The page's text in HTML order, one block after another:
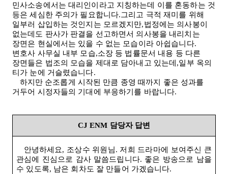
민사소송에서는 대리인이라고 지칭하는데 이를 혼동하는 것
등은 세심한 주의가 필요합니다.그리고 극적 재미를 위해
일부러 삽입하는 것인지는 모르겠지만,법정에는 의사봉이
없는데도 판사가 판결을 선고하면서 의사봉을 내리치는
장면은 현실에서는 있을 수 없는 모습이라 아쉽습니다.
변호사 사무실 내부 모습,소장 등 법률문서 내용 등 다른
장면들은 법조의 모습을 제대로 담아내고 있는데,일부 옥의
티가 눈에 거슬렸습니다.
하지만 순조롭게 시작된 만큼 종영 때까지 좋은 성과를
거두어 시정자들의 기대에 부응하기를 바랍니다.
CJ ENM 담당자 답변
안녕하세요, 조상수 위원님. 저희 드라마에 보여주신 큰
관심에 진심으로 감사 말씀드립니다. 좋은 방송으로 남을
수 있도록, 남은 회차도 잘 만들어 가겠습니다.